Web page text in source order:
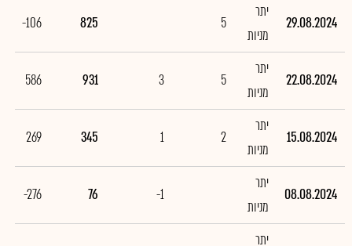
29.08.2024
יתר
מניות
5
825
-106
22.08.2024
יתר
מניות
5
3
931
586
15.08.2024
יתר
מניות
2
1
345
269
08.08.2024
יתר
מניות
-1
76
-276
יתר